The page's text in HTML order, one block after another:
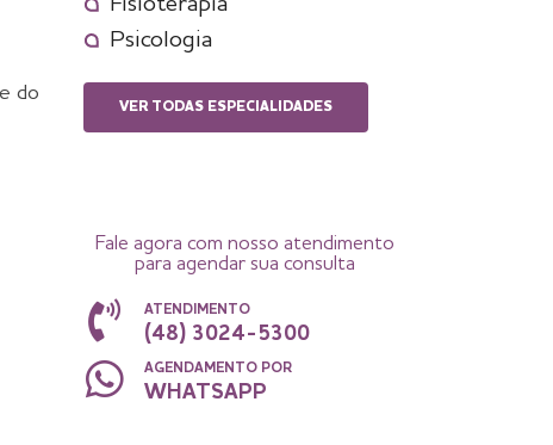
do
Fisioterapia
Psicologia
VER TODAS ESPECIALIDADES
Fale agora com nosso atendimento
para agendar sua consulta
ATENDIMENTO
(48) 3024-5300
AGENDAMENTO POR
WHATSAPP